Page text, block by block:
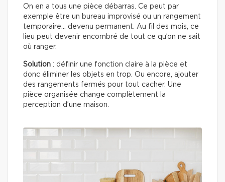
On en a tous une pièce débarras. Ce peut par
exemple être un bureau improvisé ou un rangement
temporaire… devenu permanent. Au fil des mois, ce
lieu peut devenir encombré de tout ce qu’on ne sait
où ranger.
Solution : définir une fonction claire à la pièce et
donc éliminer les objets en trop. Ou encore, ajouter
des rangements fermés pour tout cacher. Une
pièce organisée change complètement la
perception d’une maison.